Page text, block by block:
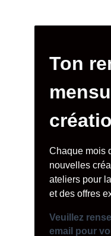
Ton
Chaque mois
nouvelles
ateliers pour
et des offres
Veuillez
email pour